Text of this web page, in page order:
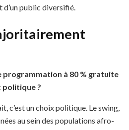
d’un public diversifié.
programmation à 80 % gratuite
politique ?
c’est un choix politique. Le swing,
au sein des populations afro-